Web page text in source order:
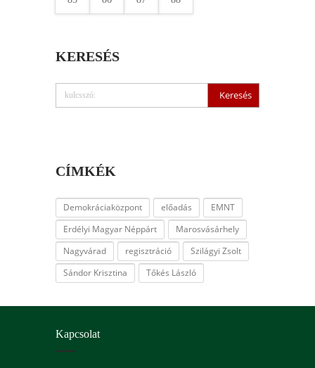
KERESÉS
CÍMKÉK
Demokráciaközpont előadás
EMNT
Erdélyi Magyar Néppárt
Marosvásárhely
Nagyvárad
regisztráció
Szilágyi Zsolt
Sándor Krisztina
Tőkés László
Kapcsolat